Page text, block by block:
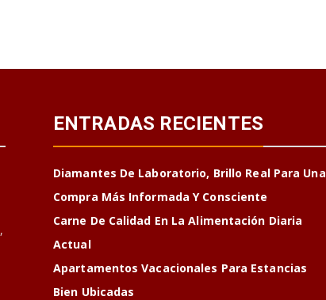
,
ENTRADAS RECIENTES
Diamantes De Laboratorio, Brillo Real Para Una
Compra Más Informada Y Consciente
Carne De Calidad En La Alimentación Diaria
Actual
Apartamentos Vacacionales Para Estancias
Bien Ubicadas